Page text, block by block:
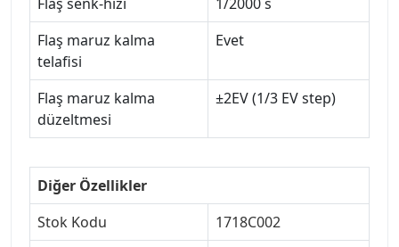
Flaş maruz kalma
telafisi
Evet
Flaş maruz kalma
düzeltmesi
±2EV (1/3 EV step)
Diğer Özellikler
Stok Kodu
1718C002